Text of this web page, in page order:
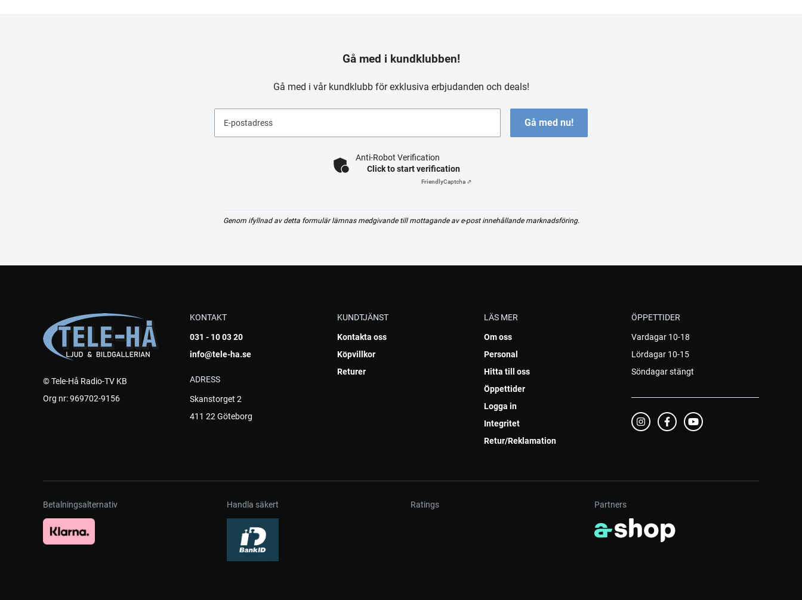
Gå med i kundklubben!
Gå med i vår kundklubb för exklusiva erbjudanden och deals!
E-postadress Gå med nu!
Anti-Robot Verification
Click to start verification
FriendlyCaptcha ⇗
Genom ifyllnad av detta formulär lämnas medgivande till mottagande av e-post innehållande marknadsföring.
© Tele-Hå Radio-TV KB
Org nr: 969702-9156
KONTAKT
031 - 10 03 20
info@tele-ha.se
ADRESS
Skanstorget 2
411 22 Göteborg
KUNDTJÄNST
Kontakta oss
Köpvillkor
Returer
LÄS MER
Om oss
Personal
Hitta till oss
Öppettider
Logga in
Integritet
Retur/Reklamation
ÖPPETTIDER
Vardagar 10-18
Lördagar 10-15
Söndagar stängt
Betalningsalternativ Handla säkert Ratings Partners